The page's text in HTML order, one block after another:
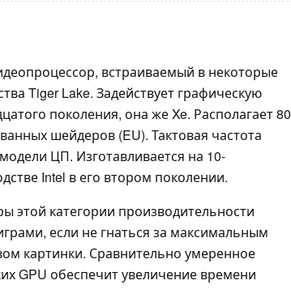
встраиваемый в некоторые
Tiger Lake. Задействует графическую
поколения, она же Xe. Располагает 80
шейдеров (EU). Тактовая частота
ЦП. Изготавливается на 10-
Intel в его втором поколении.
этой категории производительности
если не гнаться за максимальным
картинки. Сравнительно умеренное
GPU обеспечит увеличение времени